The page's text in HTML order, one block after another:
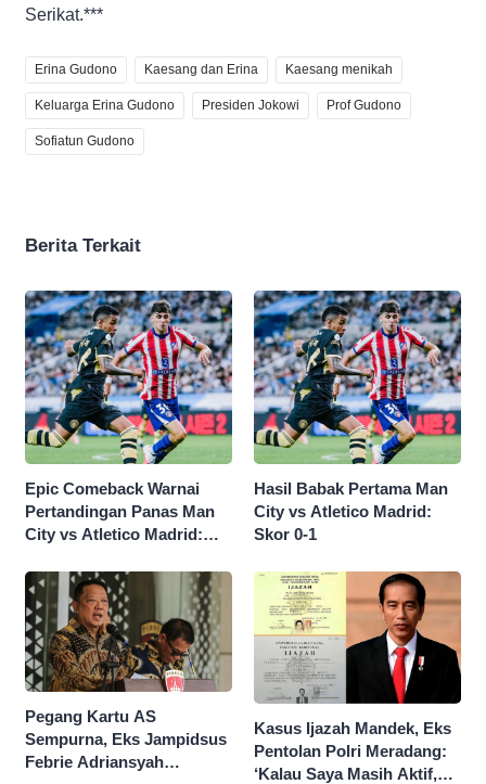
Serikat.***
Erina Gudono Kaesang dan Erina Kaesang menikah
Keluarga Erina Gudono Presiden Jokowi Prof Gudono
Sofiatun Gudono
Berita Terkait
Epic Comeback Warnai
Pertandingan Panas Man
City vs Atletico Madrid:
Hasil Babak Pertama Man
City vs Atletico Madrid:
Skor 0-1
Pegang Kartu AS
Sempurna, Eks Jampidsus
Febrie Adriansyah
Kasus Ijazah Mandek, Eks
Pentolan Polri Meradang:
‘Kalau Saya Masih Aktif,